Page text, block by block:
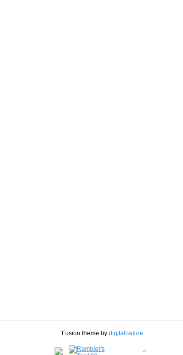
Fusion theme by digitalnature
^